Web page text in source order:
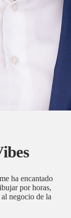
ha encantado
por horas,
negocio de la